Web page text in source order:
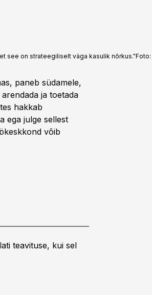
see on strateegiliselt väga kasulik nõrkus."Foto:
paneb südamele,
ja toetada
hakkab
ega julge sellest
võib
teavituse, kui sel